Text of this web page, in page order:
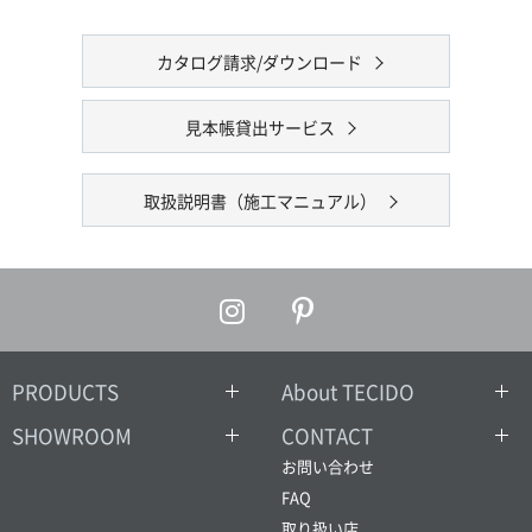
カタログ請求/ダウンロード
見本帳貸出サービス
取扱説明書（施工マニュアル）
PRODUCTS
About TECIDO
SHOWROOM
CONTACT
お問い合わせ
FAQ